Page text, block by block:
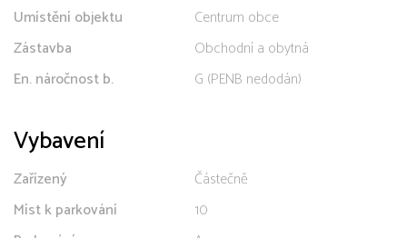
Umístění objektu
Centrum obce
Zástavba
Obchodní a obytná
En. náročnost b.
G (PENB nedodán)
Vybavení
Zařízený
Částečně
Míst k parkování
10